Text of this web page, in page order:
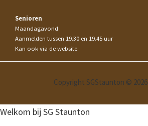
Senioren
Maandagavond
Aanmelden tussen 19.30 en 19.45 uur
Kan ook via de website
Copyright SGStaunton © 2026
Welkom bij SG Staunton